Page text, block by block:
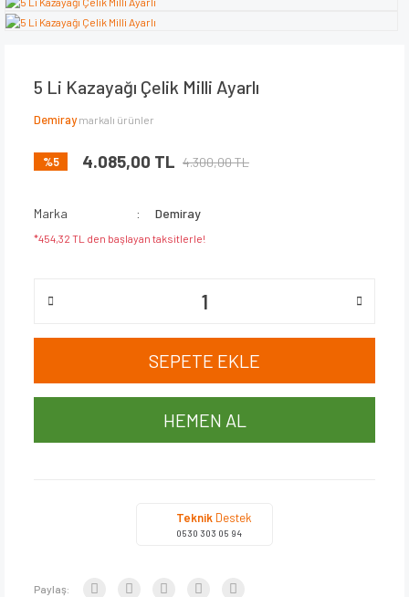
5 Li Kazayağı Çelik Milli Ayarlı
Demiray markalı ürünler
%5 4.085,00 TL 4.300,00 TL
Marka Demiray
*454,32 TL den başlayan taksitlerle!
SEPETE EKLE
HEMEN AL
Teknik Destek
0530 303 05 94
Paylaş: